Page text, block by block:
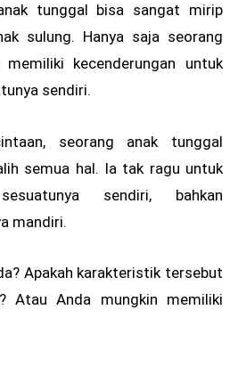
tunggal bisa sangat mirip
sulung. Hanya saja seorang
kecenderungan untuk
sendiri.
seorang anak tunggal
semua hal. Ia tak ragu untuk
sendiri, bahkan
mandiri.
Apakah karakteristik tersebut
Atau Anda mungkin memiliki